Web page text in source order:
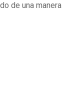
de una manera